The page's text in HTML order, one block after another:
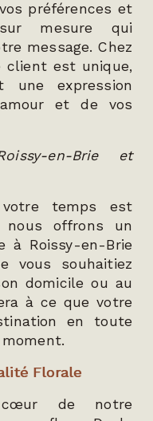
préférences et
mesure qui
message. Chez
client est unique,
expression
et de vos
en-Brie et
votre temps est
nous offrons un
à Roissy-en-Brie
vous souhaitiez
domicile ou au
à ce que votre
en toute
Florale
de notre